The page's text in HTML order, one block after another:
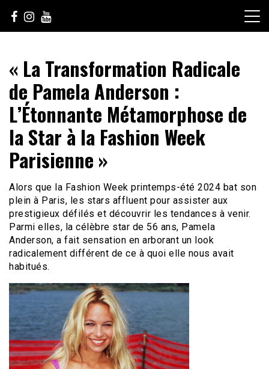
content
sunuculture
« La Transformation Radicale
de Pamela Anderson :
L’Étonnante Métamorphose de
la Star à la Fashion Week
Parisienne »
Alors que la Fashion Week printemps-été 2024 bat son
plein à Paris, les stars affluent pour assister aux
prestigieux défilés et découvrir les tendances à venir.
Parmi elles, la célèbre star de 56 ans, Pamela
Anderson, a fait sensation en arborant un look
radicalement différent de ce à quoi elle nous avait
habitués.